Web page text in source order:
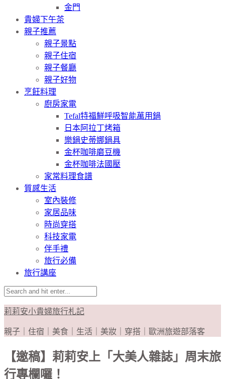
金門
貴婦下午茶
親子推薦
親子景點
親子住宿
親子餐廳
親子好物
烹飪料理
廚房家電
Tefal特福鮮呼吸智能萬用鍋
日本阿拉丁烤箱
樂鍋史蒂娜鍋具
金杯咖啡磨豆機
金杯咖啡法國壓
家常料理食譜
質感生活
室內裝修
家居品味
時尚穿搭
科技家電
伴手禮
旅行必備
旅行講座
莉莉安小貴婦旅行札記
親子｜住宿｜美食｜生活｜美妝｜穿搭｜歐洲旅遊部落客
【邀稿】莉莉安上「大美人雜誌」周末旅
行專欄囉！